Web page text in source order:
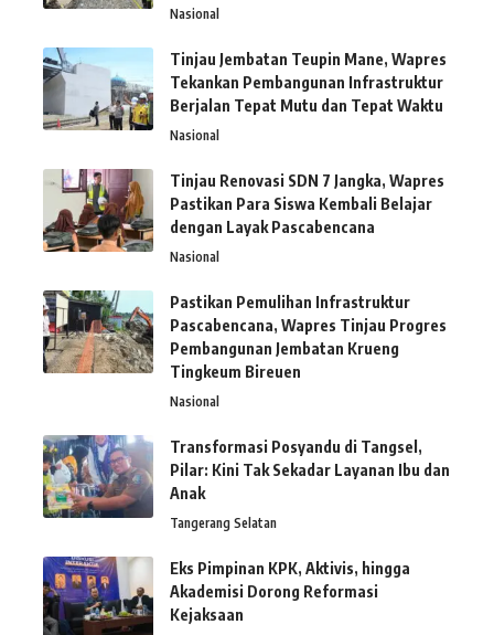
Nasional
Tinjau Jembatan Teupin Mane, Wapres
Tekankan Pembangunan Infrastruktur
Berjalan Tepat Mutu dan Tepat Waktu
Nasional
Tinjau Renovasi SDN 7 Jangka, Wapres
Pastikan Para Siswa Kembali Belajar
dengan Layak Pascabencana
Nasional
Pastikan Pemulihan Infrastruktur
Pascabencana, Wapres Tinjau Progres
Pembangunan Jembatan Krueng
Tingkeum Bireuen
Nasional
Transformasi Posyandu di Tangsel,
Pilar: Kini Tak Sekadar Layanan Ibu dan
Anak
Tangerang Selatan
Eks Pimpinan KPK, Aktivis, hingga
Akademisi Dorong Reformasi
Kejaksaan